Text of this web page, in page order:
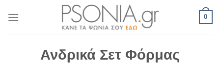
0
Ανδρικά Σετ Φόρμας